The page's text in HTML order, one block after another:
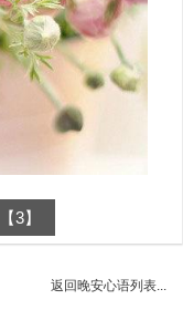
【3】
返回晚安心语列表...